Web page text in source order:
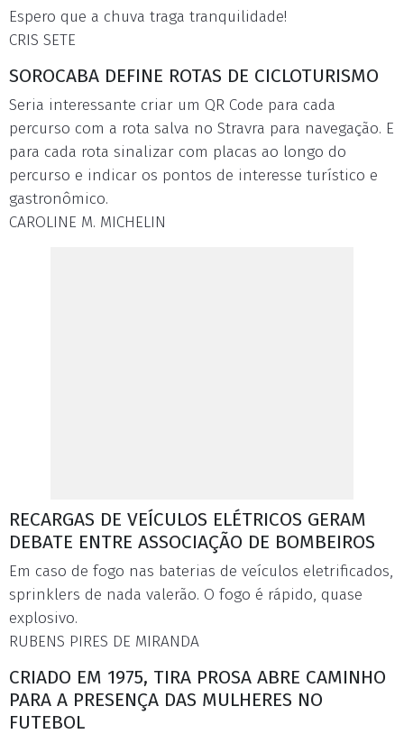
Espero que a chuva traga tranquilidade!
CRIS SETE
SOROCABA DEFINE ROTAS DE CICLOTURISMO
Seria interessante criar um QR Code para cada
percurso com a rota salva no Stravra para navegação. E
para cada rota sinalizar com placas ao longo do
percurso e indicar os pontos de interesse turístico e
gastronômico.
CAROLINE M. MICHELIN
RECARGAS DE VEÍCULOS ELÉTRICOS GERAM
DEBATE ENTRE ASSOCIAÇÃO DE BOMBEIROS
Em caso de fogo nas baterias de veículos eletrificados,
sprinklers de nada valerão. O fogo é rápido, quase
explosivo.
RUBENS PIRES DE MIRANDA
CRIADO EM 1975, TIRA PROSA ABRE CAMINHO
PARA A PRESENÇA DAS MULHERES NO
FUTEBOL